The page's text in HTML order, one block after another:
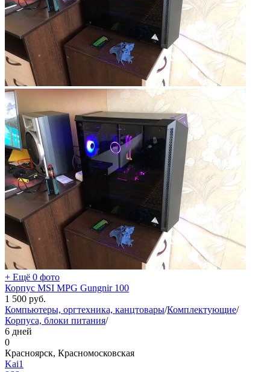
+ Ещё 0 фото
Корпус MSI MPG Gungnir 100
1 500 руб.
Компьютеры, оргтехника, канцтовары/Комплектующие/
Корпуса, блоки питания/
6 дней
0
Красноярск, Красномосковская
Kai1